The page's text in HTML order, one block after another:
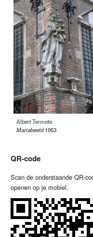
Albert Termote
Mariabeeld 1953
QR-code
Scan de onderstaande QR-
openen op je mobiel.